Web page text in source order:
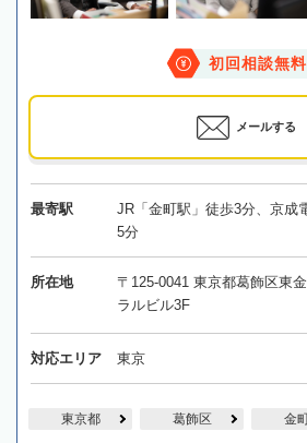
初回相談無料
メールする
最寄駅
JR「金町駅」徒歩3分、京成
5分
所在地
〒125-0041 東京都葛飾区東
ラルビル3F
対応エリア 東京
東京都 葛飾区 金